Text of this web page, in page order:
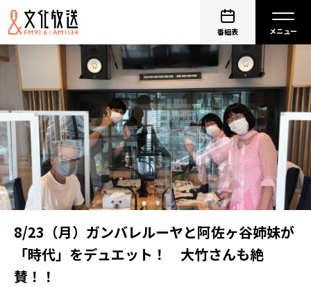
番組表
8/23（月）ガンバレルーヤと阿佐ヶ谷姉妹が
「時代」をデュエット！ 大竹さんも絶
賛！！